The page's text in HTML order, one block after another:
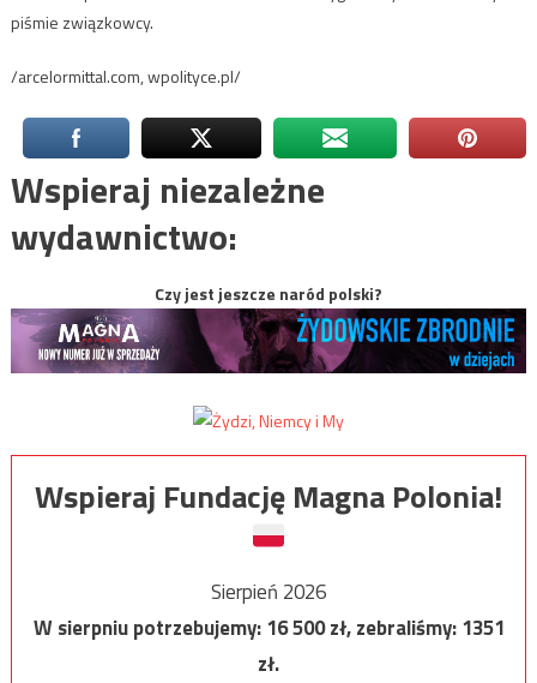
piśmie związkowcy.
/arcelormittal.com, wpolityce.pl/
Wspieraj niezależne
wydawnictwo:
Czy jest jeszcze naród polski?
Wspieraj Fundację Magna Polonia!
Sierpień 2026
W sierpniu potrzebujemy:16 500zł, zebraliśmy:1351
zł.